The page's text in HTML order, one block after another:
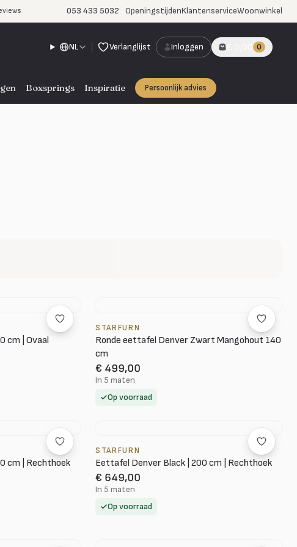
053 433 5032 OpeningstijdenKlantenserviceWoonwinkel
NL Verlanglijst Inloggen € 0,00 0
Boxsprings Inspiratie Persoonlijk advies
cm | Ovaal
STARFURN
Ronde eettafel Denver Zwart Mangohout 140
cm
€ 499,00
In 5 maten
Op voorraad
cm | Rechthoek
STARFURN
Eettafel Denver Black | 200 cm | Rechthoek
€ 649,00
In 5 maten
Op voorraad